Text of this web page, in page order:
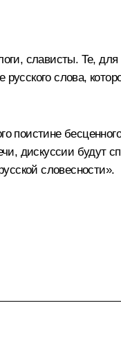
слависты. Те, для
слова,
поистине
дискуссии будут
словесности».